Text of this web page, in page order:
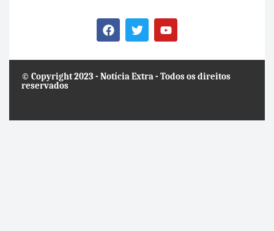
© Copyright 2023 - Notícia Extra - Todos os direitos
reservados